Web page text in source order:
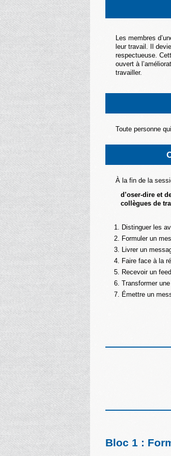
Les membres
leur travail. Il
respectueuse.
ouvert à
travailler.
Toute personne
À la fin de la
d’oser-dire et
collègues de
Distinguer les
Formuler un
Livrer un
Faire face à la
Recevoir un
Transformer
Émettre un
Bloc 1 :